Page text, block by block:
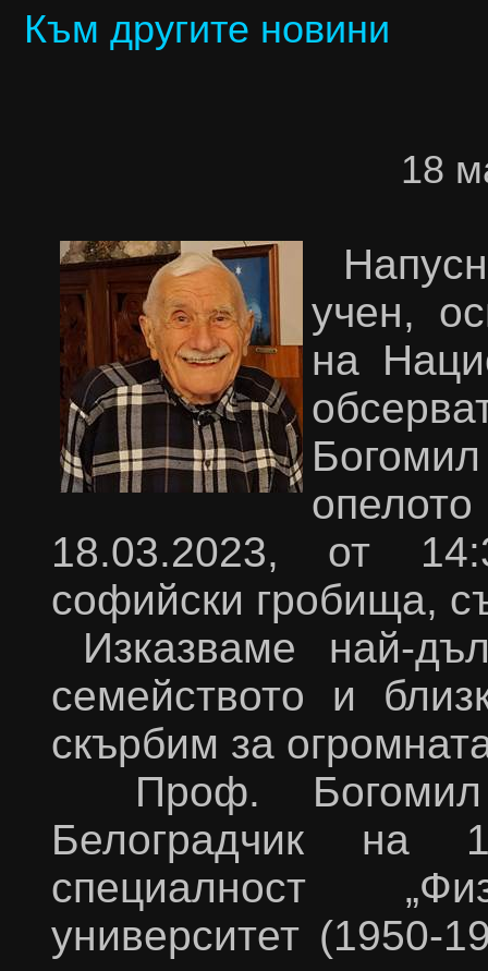
Към другите новини
18
учен,
на
18.03.2023, от
софийски гробища,
Изказваме най-
семейството и
скърбим за
Проф.
Белоградчик на
специалност
университет (1950-